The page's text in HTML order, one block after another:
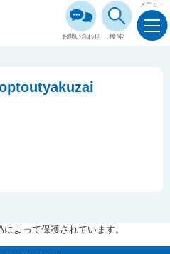
お問い合わせ 検索
メニュー
よって保護されています。